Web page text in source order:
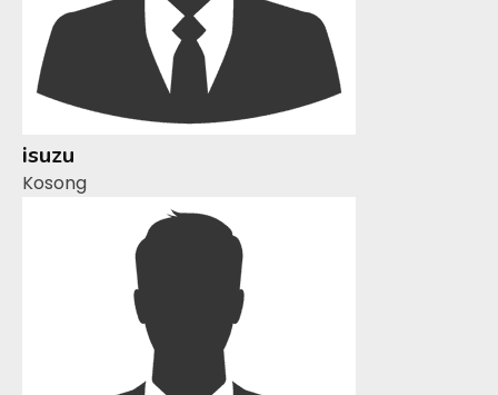
isuzu
Kosong